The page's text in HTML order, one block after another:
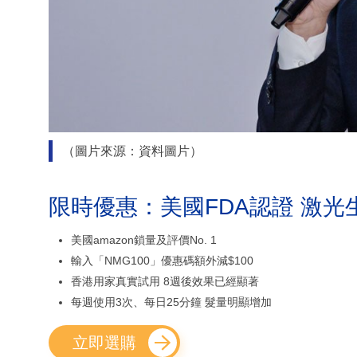
（圖片來源：資料圖片）
限時優惠：美國FDA認證 激光
美國amazon鎖量及評價No. 1
輸入「NMG100」優惠碼額外減$100
香港用家真實試用 8週後效果已經顯著
每週使用3次、每日25分鐘 髮量明顯增加
立即選購